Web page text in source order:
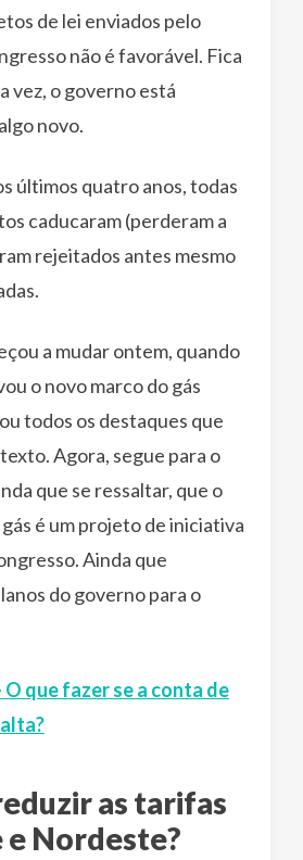
de lei enviados pelo
não é favorável. Fica
vez, o governo está
novo.
últimos quatro anos, todas
caducaram (perderam a
rejeitados antes mesmo
a mudar ontem, quando
o novo marco do gás
todos os destaques que
Agora, segue para o
que se ressaltar, que o
é um projeto de iniciativa
Ainda que
do governo para o
O que fazer se a conta de
as tarifas
Nordeste?